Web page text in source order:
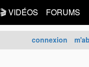
🎬 VIDÉOS FORUMS
connexion